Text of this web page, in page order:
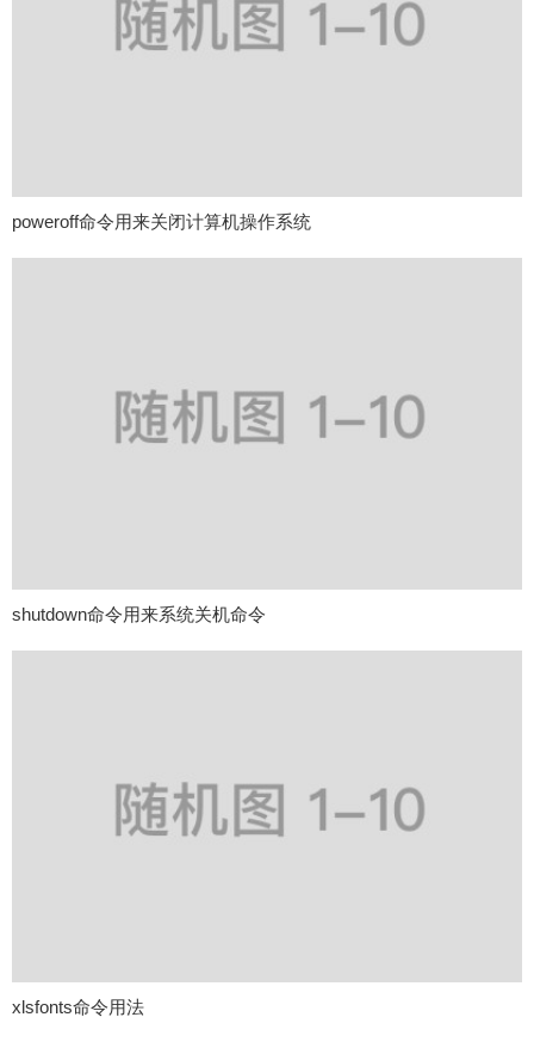
poweroff命令用来关闭计算机操作系统
shutdown命令用来系统关机命令
xlsfonts命令用法